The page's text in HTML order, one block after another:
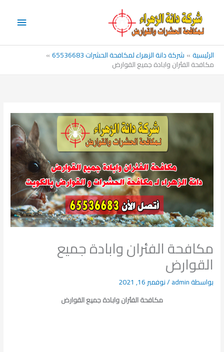
المحتوى
الرئيسية شركة دانة الزهراء لمكافحة الحشرات 65536683
مكافحة الفئران وابادة جميع القوارض
مكافحة الفئران وابادة جميع
القوارض
بواسطةadmin
/نوفمبر 16, 2021
مكافحة الفئران وابادة جميع القوارض